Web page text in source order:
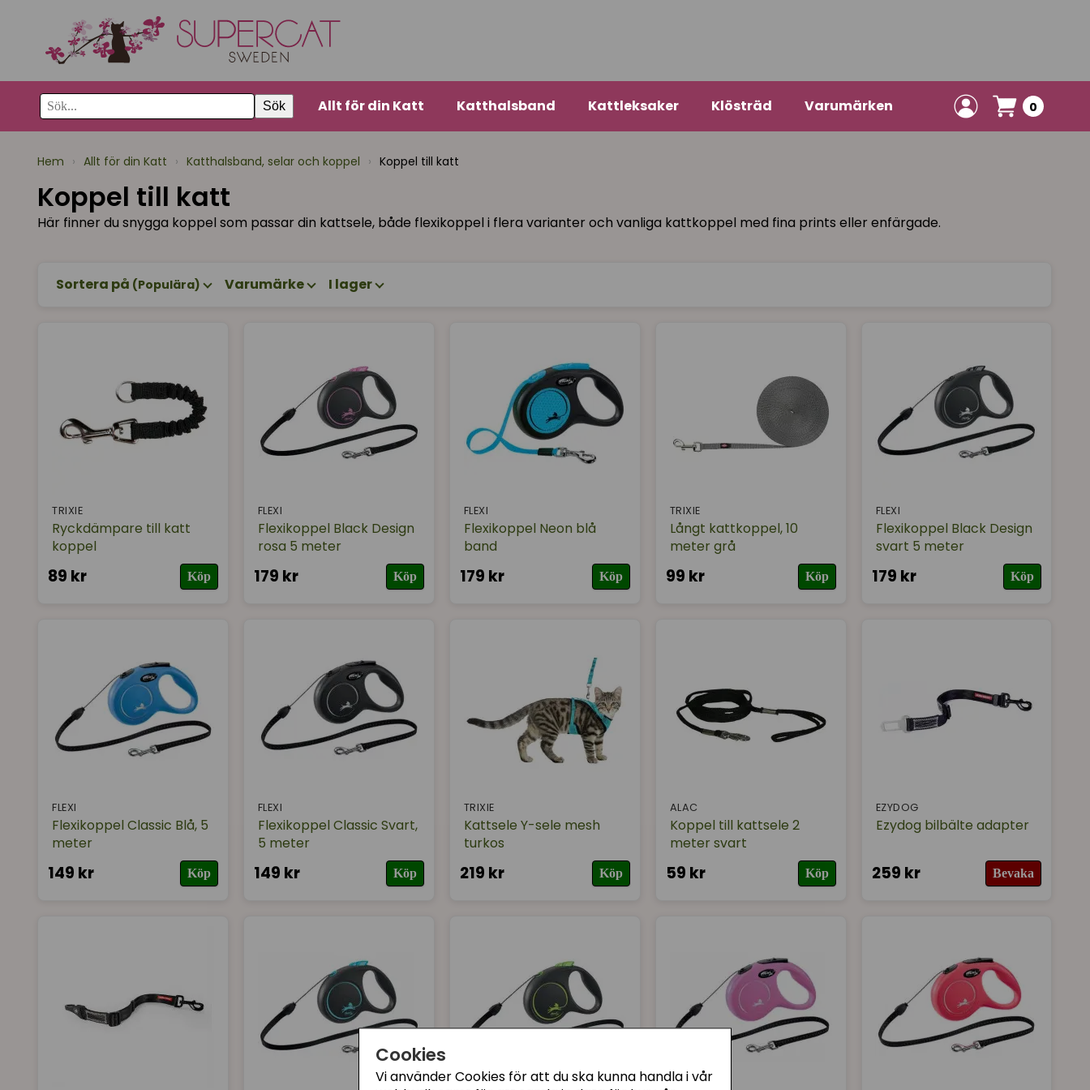
Cookies
Vi använder Cookies för att du ska kunna handla i vår
Sök Allt för din Katt Katthalsband Kattleksaker Klösträd Varumärken 0
Hem › Allt för din Katt › Katthalsband, selar och koppel › Koppel till katt
Koppel till katt
Här finner du snygga koppel som passar din kattsele, både flexikoppel i flera varianter och vanliga kattkoppel med fina prints eller enfärgade.
Sortera på (Populära) Varumärke I lager
TRIXIE
Ryckdämpare till katt
koppel
89 kr Köp
FLEXI
Flexikoppel Black Design
rosa 5 meter
179 kr Köp
FLEXI
Flexikoppel Neon blå
band
179 kr Köp
TRIXIE
Långt kattkoppel, 10
meter grå
99 kr Köp
FLEXI
Flexikoppel Black Design
svart 5 meter
179 kr Köp
FLEXI
Flexikoppel Classic Blå, 5
meter
149 kr Köp
FLEXI
Flexikoppel Classic Svart,
5 meter
149 kr Köp
TRIXIE
Kattsele Y-sele mesh
turkos
219 kr Köp
ALAC
Koppel till kattsele 2
meter svart
59 kr Köp
EZYDOG
Ezydog bilbälte adapter
259 kr Bevaka